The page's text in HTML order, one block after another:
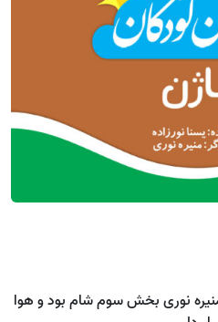
منیره نوری بخش سوم شام بود و هوا